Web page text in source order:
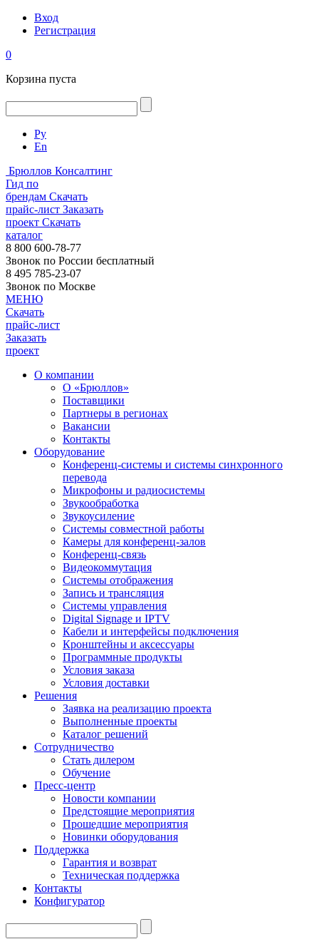
Вход
Регистрация
0
Корзина пуста
Ру
En
Брюллов Консалтинг
Гид по
брендам Скачать
прайс-лист Заказать
проект Скачать
каталог
8 800 600-78-77
Звонок по России бесплатный
8 495 785-23-07
Звонок по Москве
МЕНЮ
Скачать
прайс-лист
Заказать
проект
О компании
О «Брюллов»
Поставщики
Партнеры в регионах
Вакансии
Контакты
Оборудование
Конференц-системы и системы синхронного
перевода
Микрофоны и радиосистемы
Звукообработка
Звукоусиление
Системы совместной работы
Камеры для конференц-залов
Конференц-связь
Видеокоммутация
Системы отображения
Запись и трансляция
Системы управления
Digital Signage и IPTV
Кабели и интерфейсы подключения
Кронштейны и аксессуары
Программные продукты
Условия заказа
Условия доставки
Решения
Заявка на реализацию проекта
Выполненные проекты
Каталог решений
Сотрудничество
Стать дилером
Обучение
Пресс-центр
Новости компании
Предстоящие мероприятия
Прошедшие мероприятия
Новинки оборудования
Поддержка
Гарантия и возврат
Техническая поддержка
Контакты
Конфигуратор